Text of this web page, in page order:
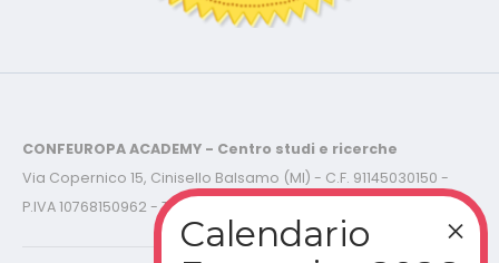
Via Copernico 15, Cinisello Balsamo (MI) - C.F. 91145030150 -
©2019/2025 CONFEUROPA ACADEMY - C.F. 91145030150 P.IVA
10768150962 - Tutti i diritti riservati -